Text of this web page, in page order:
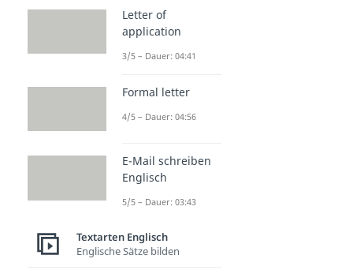
Letter of
application
3/5 – Dauer: 04:41
Formal letter
4/5 – Dauer: 04:56
E-Mail schreiben
Englisch
5/5 – Dauer: 03:43
Textarten Englisch
Englische Sätze bilden